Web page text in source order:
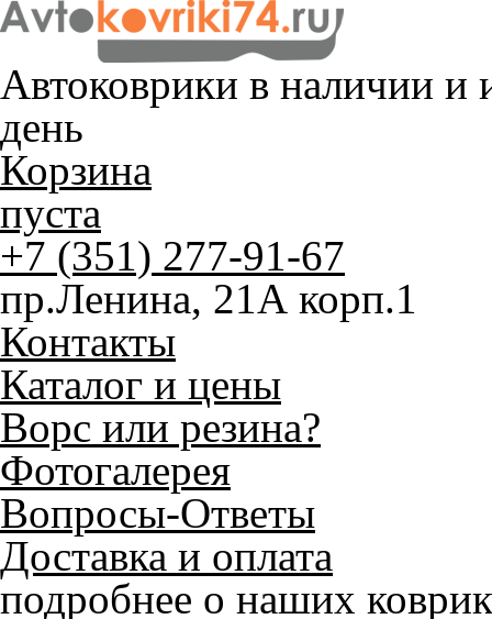
Автоковрики в наличии и
день
Корзина
пуста
+7 (351) 277-91-67
пр.Ленина, 21А корп.1
Контакты
Каталог и цены
Ворс или резина?
Фотогалерея
Вопросы-Ответы
Доставка и оплата
подробнее о наших